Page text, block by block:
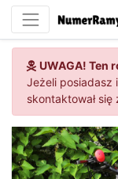
UWAGA! Ten
Jeżeli posiadasz
skontaktował się